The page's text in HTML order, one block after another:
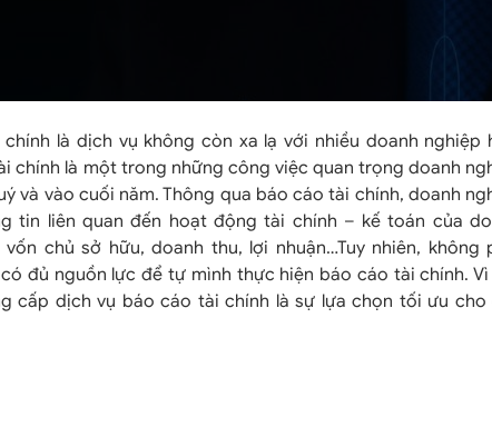
là dịch vụ không còn xa lạ với nhiều doanh nghiệp
chính là một trong những công việc quan trọng doanh
và vào cuối năm. Thông qua báo cáo tài chính, doanh
tin liên quan đến hoạt động tài chính – kế toán của
chủ sở hữu, doanh thu, lợi nhuận…Tuy nhiên, không
đủ nguồn lực để tự mình thực hiện báo cáo tài chính. Vì
cấp dịch vụ báo cáo tài chính là sự lựa chọn tối ưu cho